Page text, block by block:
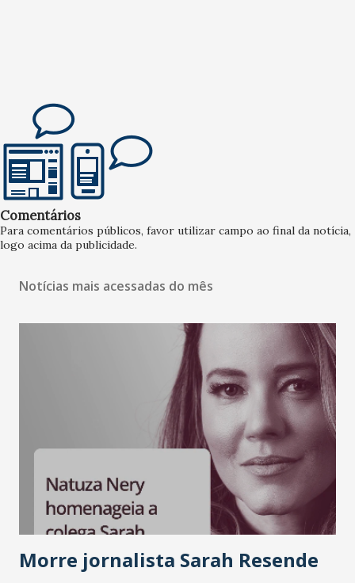
Comentários
Para comentários públicos, favor utilizar campo ao final da notícia,
logo acima da publicidade.
Notícias mais acessadas do mês
Morre jornalista Sarah Resende